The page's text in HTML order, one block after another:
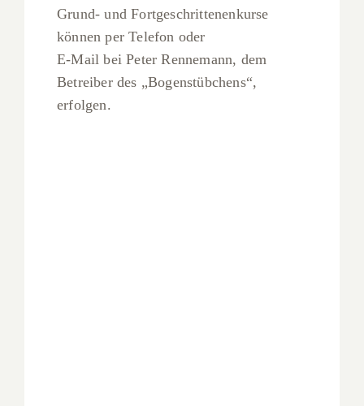
Grund- und Fortgeschrittenenkurse
können per Telefon oder
E-Mail bei Peter Rennemann, dem
Betreiber des „Bogenstübchens“,
erfolgen.